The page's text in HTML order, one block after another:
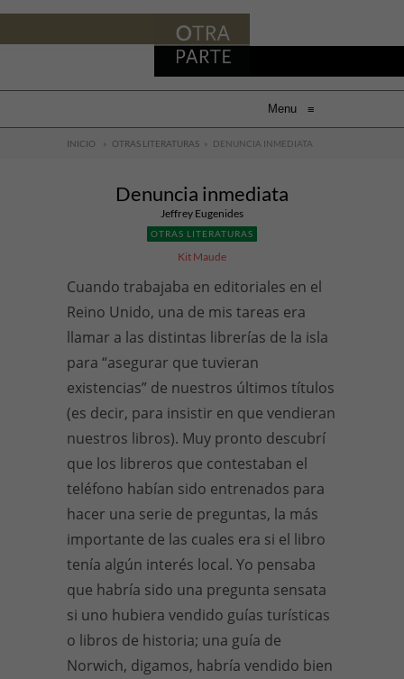
Menu ≡
INICIO » OTRAS LITERATURAS » DENUNCIA INMEDIATA
Denuncia inmediata
Jeffrey Eugenides
OTRAS LITERATURAS
Kit Maude
Cuando trabajaba en editoriales en el
Reino Unido, una de mis tareas era
llamar a las distintas librerías de la isla
para “asegurar que tuvieran
existencias” de nuestros últimos títulos
(es decir, para insistir en que vendieran
nuestros libros). Muy pronto descubrí
que los libreros que contestaban el
teléfono habían sido entrenados para
hacer una serie de preguntas, la más
importante de las cuales era si el libro
tenía algún interés local. Yo pensaba
que habría sido una pregunta sensata
si uno hubiera vendido guías turísticas
o libros de historia; una guía de
Norwich, digamos, habría vendido bien